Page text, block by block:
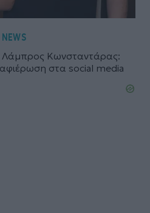
NEWS
Λάμπρος Κωνσταντάρας:
αφιέρωση στα social media